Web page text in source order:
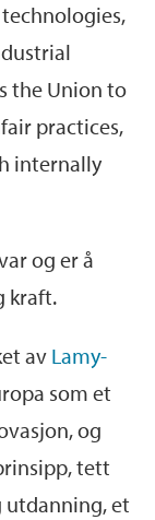
the Union to
practices,
internally
og er å
kraft.
av Lamy-
som et
og
tett
utdanning, et